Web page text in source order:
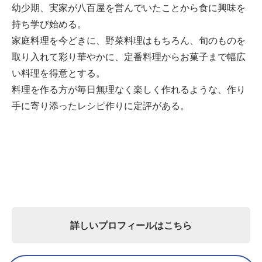
幼少期、実家が八百屋を営んでいたことから食に興味を
持ち学び始める。
家庭料理を今どきに、野菜料理はもちろん、旬のものを
取り入れて彩り華やかに、定番料理からお菓子まで幅広
い料理を得意とする。
料理を作る方が毎日無理なく楽しく作れるような、作り
手に寄り添ったレシピ作りに定評がある。
詳しいプロフィールはこちら